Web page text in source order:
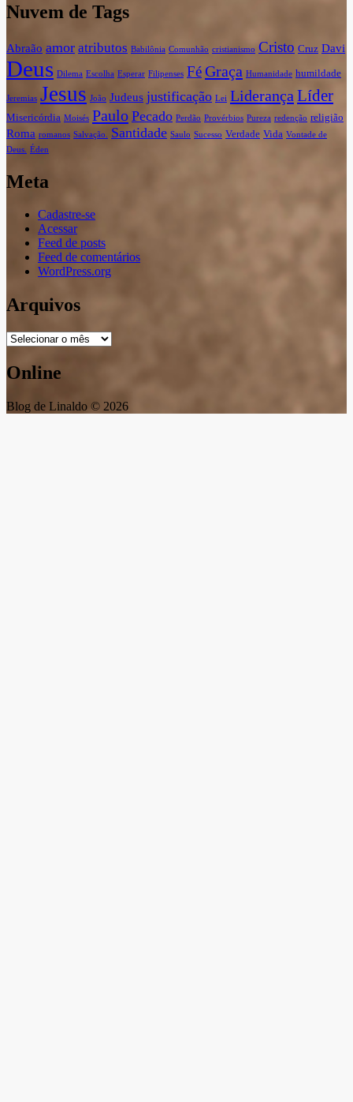
Nuvem de Tags
Abraão amor atributos Babilônia Comunhão cristianismo Cristo Cruz Davi
Deus Dilema Escolha Esperar Filipenses FéGraça Humanidade humildade
Jeremias Jesus João Judeus justificação Lei Liderança Líder
Misericórdia Moisés Paulo Pecado Perdão Provérbios Pureza redenção religião
Roma romanos Salvação. Santidade Saulo Sucesso Verdade Vida Vontade de
Deus.
Éden
Meta
Cadastre-se
Acessar
Feed de posts
Feed de comentários
WordPress.org
Arquivos
Arquivos
Online
Blog de Linaldo © 2026